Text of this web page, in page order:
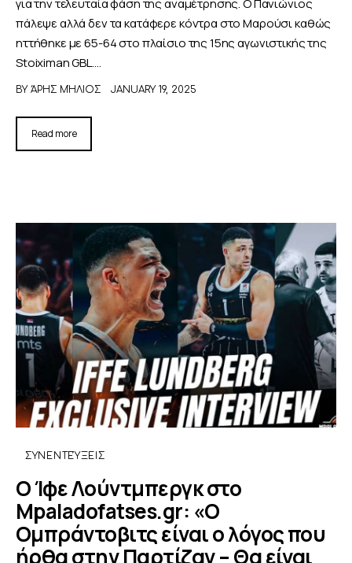
πάλεψε αλλά δεν τα κατάφερε κόντρα στο Μαρούσι καθώς
ηττήθηκε με 65-64 στο πλαίσιο της 15ης αγωνιστικής της
Stoiximan GBL.…
BY ΆΡΗΣ ΜΉΛΙΟΣ JANUARY 19, 2025
Read more
ΣΥΝΕΝΤΕΎΞΕΙΣ
Ο Ίφε Λούντμπεργκ στο
Mpaladofatses.gr: «Ο
Ομπράντοβιτς είναι ο λόγος που
ήρθα στην Παρτίζαν – Θα είναι